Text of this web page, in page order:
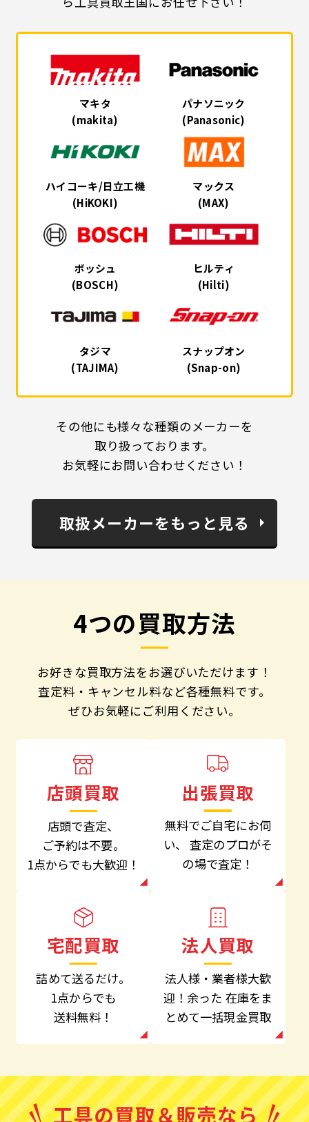
マキタ
(makita)
パナソニック
(Panasonic)
ハイコーキ/日立工機
(HiKOKI)
マックス
(MAX)
ボッシュ
(BOSCH)
ヒルティ
(Hilti)
タジマ
(TAJIMA)
スナップオン
(Snap-on)
その他にも様々な種類のメーカーを
取り扱っております。
お気軽にお問い合わせください！
取扱メーカーをもっと見る
4つの買取方法
お好きな買取方法をお選びいただけます！
査定料・キャンセル料など各種無料です。
ぜひお気軽にご利用ください。
店頭買取
店頭で査定、
ご予約は不要。
1点からでも大歓迎！
出張買取
無料でご自宅にお伺
い、 査定のプロがそ
の場で査定！
宅配買取
詰めて送るだけ。
1点からでも
送料無料！
法人買取
法人様・業者様大歓
迎！余った 在庫をま
とめて一括現金買取